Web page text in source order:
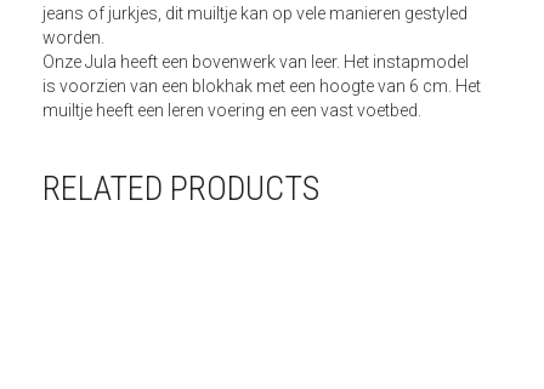
jeans of jurkjes, dit muiltje kan op vele manieren gestyled
worden.
Onze Jula heeft een bovenwerk van leer. Het instapmodel
is voorzien van een blokhak met een hoogte van 6 cm. Het
muiltje heeft een leren voering en een vast voetbed.
RELATED PRODUCTS